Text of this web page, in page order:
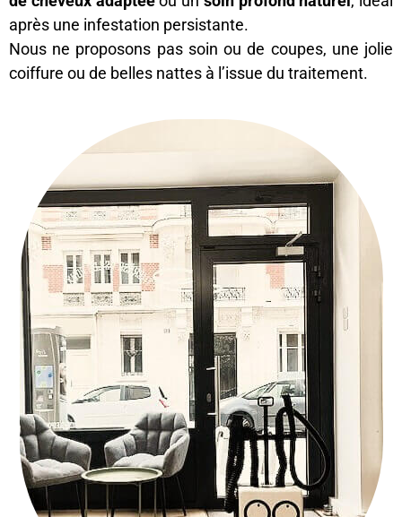
après une infestation persistante.
Nous ne proposons pas soin ou de coupes, une jolie
coiffure ou de belles nattes à l’issue du traitement.